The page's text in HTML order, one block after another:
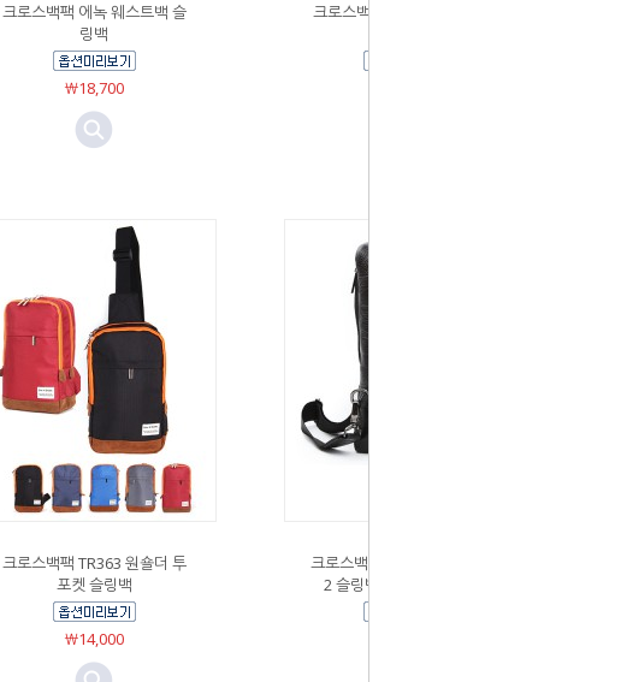
크로스백팩 에녹 웨스트백 슬
링백
￦18,700
크로스백팩 팬시 슬링백 메신
크로스백팩 TR363 원숄더 투
포켓 슬링백
￦14,000
크로스백팩 BM 크로스바디백
2 슬링백 메신저백 (9158)